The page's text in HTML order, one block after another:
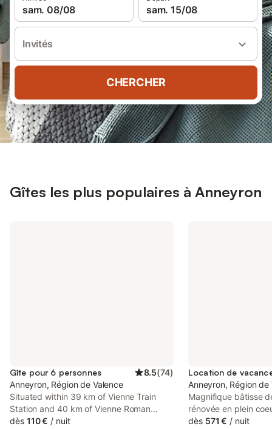
sam. 08/08 sam. 15/08
Invités
CHERCHER
Gîtes les plus populaires à Anneyron
Gîte pour 6 personnes 8.5(74)
Anneyron, Région de Valence
Situated within 39 km of Vienne Train
Station and 40 km of Vienne Roman
Theater, Gîte1 pour 6 personnes features
dès 110 € / nuit
Anneyron, Région de
Magnifique bâtisse
rénovée en plein
Drôme idéalement
dès 571 € / nuit